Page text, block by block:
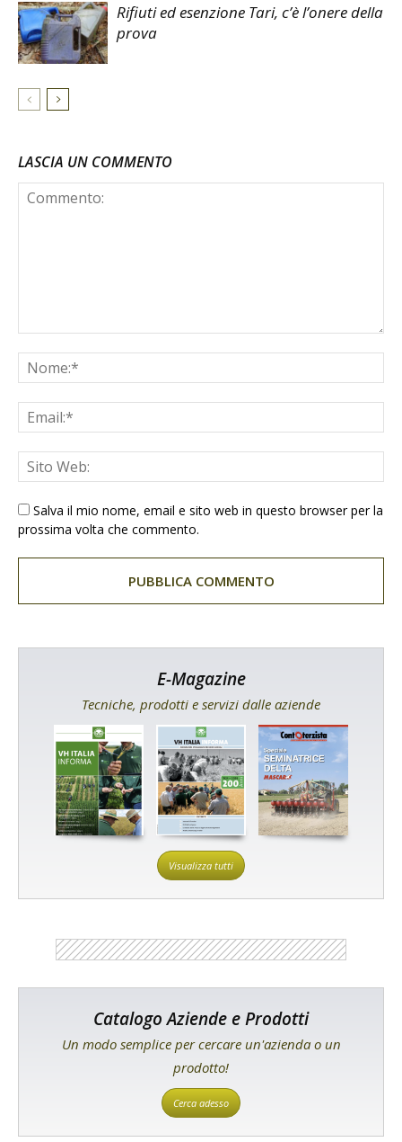
Rifiuti ed esenzione Tari, c’è l’onere della
prova
LASCIA UN COMMENTO
Salva il mio nome, email e sito web in questo browser per la
prossima volta che commento.
E-Magazine
Tecniche, prodotti e servizi dalle aziende
Visualizza tutti
Catalogo Aziende e Prodotti
Un modo semplice per cercare un'azienda o un
prodotto!
Cerca adesso